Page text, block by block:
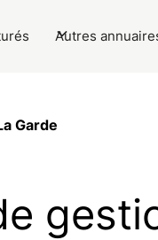
Autres
Garde